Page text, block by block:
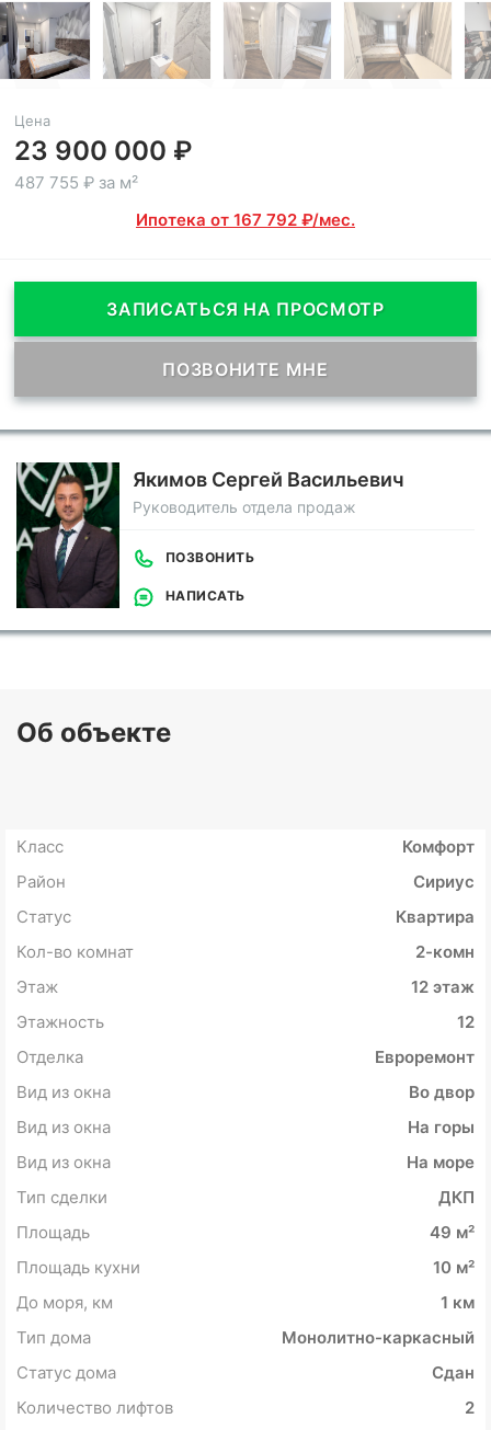
Цена
23 900 000 ₽
487 755 ₽ за м²
Ипотека от 167 792 ₽/мес.
ЗАПИСАТЬСЯ НА ПРОСМОТР
ПОЗВОНИТЕ МНЕ
Якимов Сергей Васильевич
Руководитель отдела продаж
ПОЗВОНИТЬ
НАПИСАТЬ
Об объекте
Класс
Комфорт
Район
Сириус
Статус
Квартира
Кол-во комнат
2-комн
Этаж
12 этаж
Этажность
12
Отделка
Евроремонт
Вид из окна
Во двор
Вид из окна
На горы
Вид из окна
На море
Тип сделки
ДКП
Площадь
49 м²
Площадь кухни
10 м²
До моря, км
1 км
Тип дома
Монолитно-каркасный
Статус дома
Сдан
Количество лифтов
2